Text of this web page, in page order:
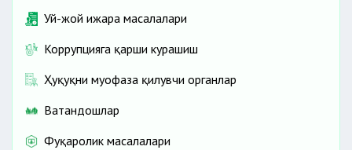
Уй-жой ижара масалалари
Коррупцияга қарши курашиш
Ҳуқуқни муҳофаза қилувчи органлар
Ватандошлар
Фуқаролик масалалари